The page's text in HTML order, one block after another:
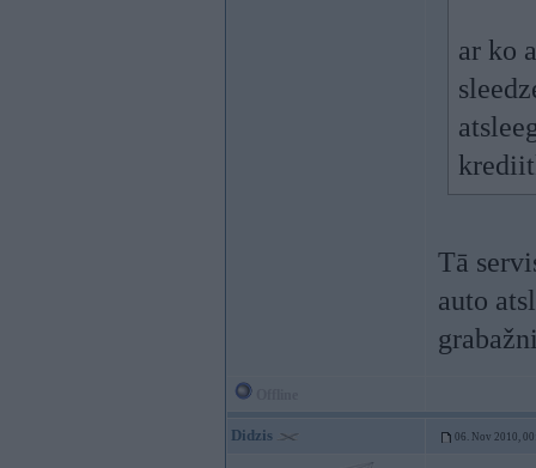
ar ko
Tā
auto
Didzis 06. Nov 2010,